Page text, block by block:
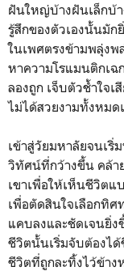
ฝันใหญ่บ้างฝันเล็กบ้า
รู้สึกของตัวเองนั้นมั
ในเพศตรงข้ามพลุ่ง
หาความโรแมนติกเ
ลองถูก เจ็บตัวช้ำใจ
ไม่ได้สวยงามทั้งหมด
เข้าสู่วัยมหาลัยจนเริ่
วิทัศน์ที่กว้างขึ้น คล้
เขาเพื่อให้เห็นชีวิตแ
เพื่อตัดสินใจเลือกทิ
แคบลงและชัดเจนยิ่ง
ชีวิตนั้นเริ่มจับต้องไ
ชีวิตที่ถูกละทิ้งไว้ข้าง